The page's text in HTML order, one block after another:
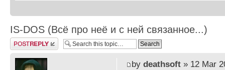
IS-DOS (Всё про неё и с ней связанное...)
Post a reply
by deathsoft» 12 Mar